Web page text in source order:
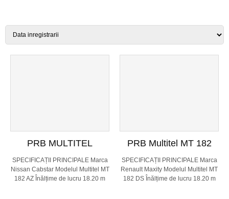
PRB MULTITEL
MT182AZ | nr. 142
SPECIFICAȚII PRINCIPALE Marca
Nissan Cabstar Modelul Multitel MT
182 AZ Înălțime de lucru 18.20 m
PRB Multitel MT 182
DS | 241
SPECIFICAȚII PRINCIPALE Marca
Renault Maxity Modelul Multitel MT
182 DS Înălțime de lucru 18.20 m